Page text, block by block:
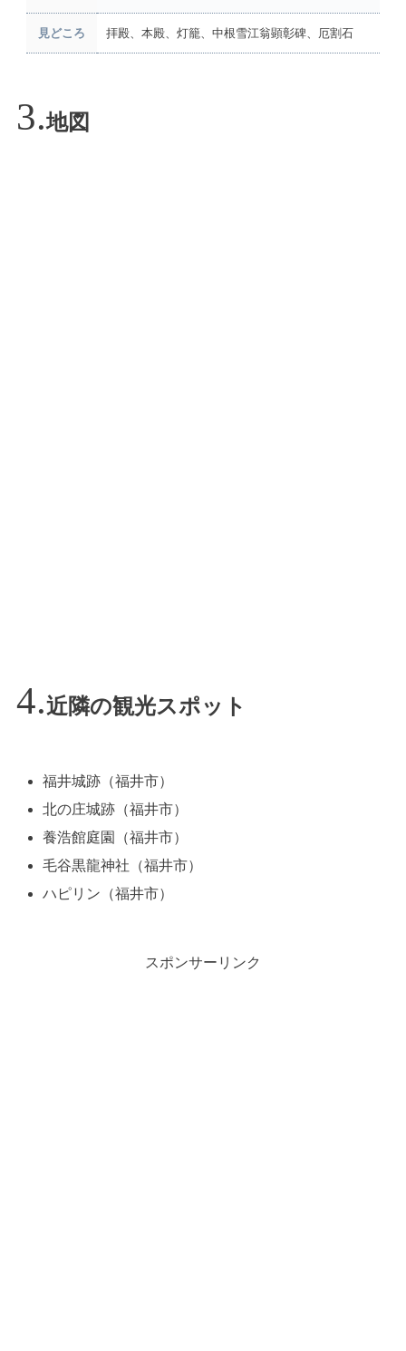
見どころ 拝殿、本殿、灯籠、中根雪江翁顕彰碑、厄割石
地図
近隣の観光スポット
福井城跡（福井市）
北の庄城跡（福井市）
養浩館庭園（福井市）
毛谷黒龍神社（福井市）
ハピリン（福井市）
スポンサーリンク